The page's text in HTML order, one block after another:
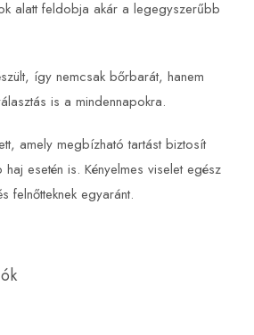
alatt feldobja akár a legegyszerűbb
így nemcsak bőrbarát, hanem
is a mindennapokra.
amely megbízható tartást biztosít
esetén is. Kényelmes viselet egész
felnőtteknek egyaránt.